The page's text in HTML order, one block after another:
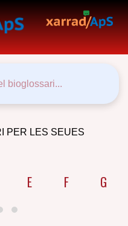
PER LES SEUES
E F G